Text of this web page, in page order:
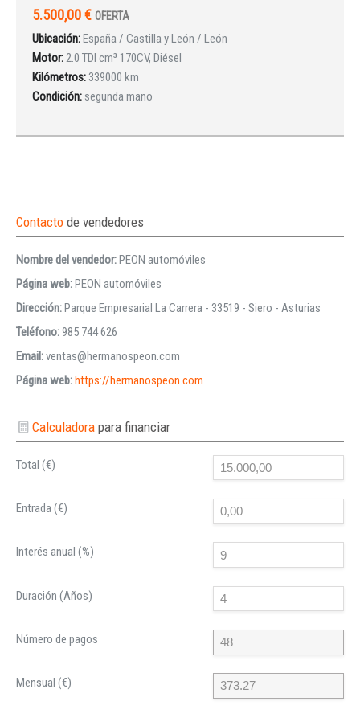
5.500,00 € OFERTA
Ubicación:España / Castilla y León / León
Motor:2.0 TDI cm³ 170CV, Diésel
Kilómetros: 339000 km
Condición: segunda mano
Contacto de vendedores
Nombre del vendedor:PEON automóviles
Página web:PEON automóviles
Dirección:Parque Empresarial La Carrera - 33519 - Siero - Asturias
Teléfono:985 744 626
Email:ventas@hermanospeon.com
Página web:https://hermanospeon.com
Calculadorapara financiar
Total (€)
Entrada (€)
Interés anual (%)
Duración (Años)
Número de pagos
Mensual (€)